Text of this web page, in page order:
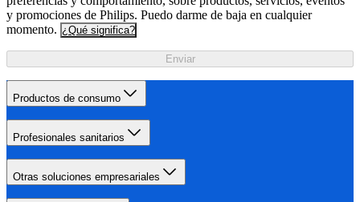
y promociones de Philips. Puedo darme de baja en cualquier
momento. ¿Qué significa?
Enviar
Productos de consumo
Profesionales sanitarios
Otras soluciones empresariales